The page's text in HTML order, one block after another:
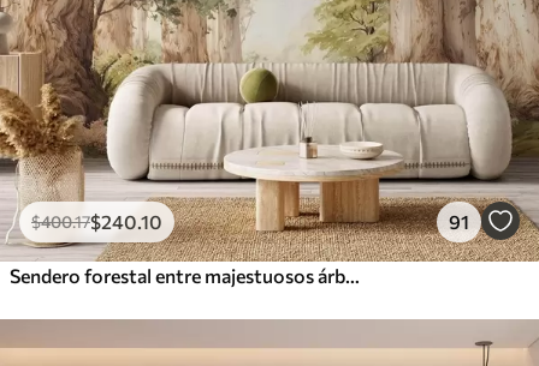
$400.17$240 .10 91